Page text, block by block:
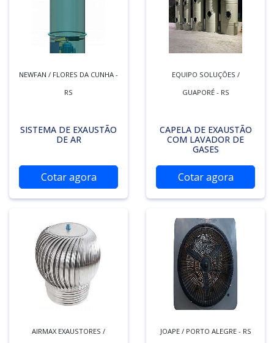
NEWFAN / FLORES DA CUNHA -
RS
SISTEMA DE EXAUSTÃO
DE AR
Cotar agora
EQUIPO SOLUÇÕES /
GUAPORÉ - RS
CAPELA DE EXAUSTÃO
COM LAVADOR DE
GASES
Cotar agora
AIRMAX EXAUSTORES /
JOAPE / PORTO ALEGRE - RS